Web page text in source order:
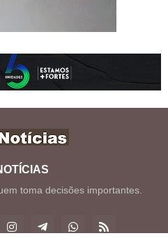
toma decisões importantes.